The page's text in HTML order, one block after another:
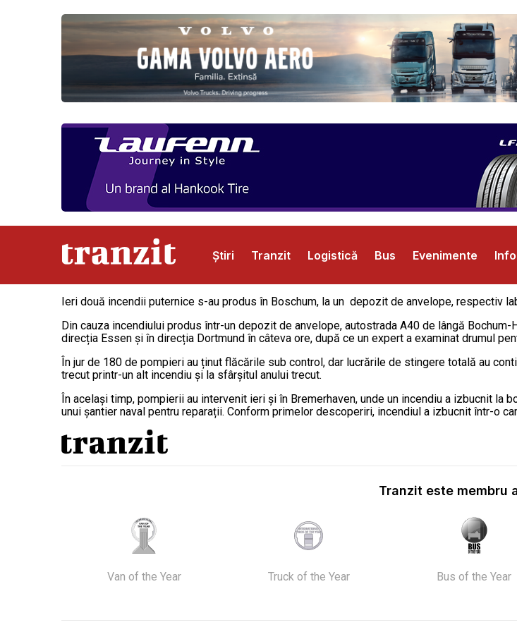
Știri Tranzit Logistică Bus Evenimente Info
Abonamente Publicitate Contact
Ieri două incendii puternice s-au produs în Boschum, la un depozit de anvelope, respectiv
Din cauza incendiului produs într-un depozit de anvelope, autostrada A40 de lângă
direcția Essen și în direcția Dortmund în câteva ore, după ce un expert a examinat drumul
În jur de 180 de pompieri au ținut flăcările sub control, dar lucrările de stingere totală au
trecut printr-un alt incendiu și la sfârșitul anului trecut.
În același timp, pompierii au intervenit ieri și în Bremerhaven, unde un incendiu a izbucnit la
unui șantier naval pentru reparații. Conform primelor descoperiri, incendiul a izbucnit într-o
Tranzit este membru
Van of the Year Truck of the Year Bus of the Year